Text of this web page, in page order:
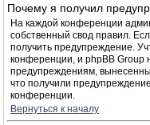
Почему я получил
На каждой конференции
собственный свод правил.
получить предупреждение.
конференции, и phpBB Group
предупреждениям,
что получили
конференции.
Вернуться к началу